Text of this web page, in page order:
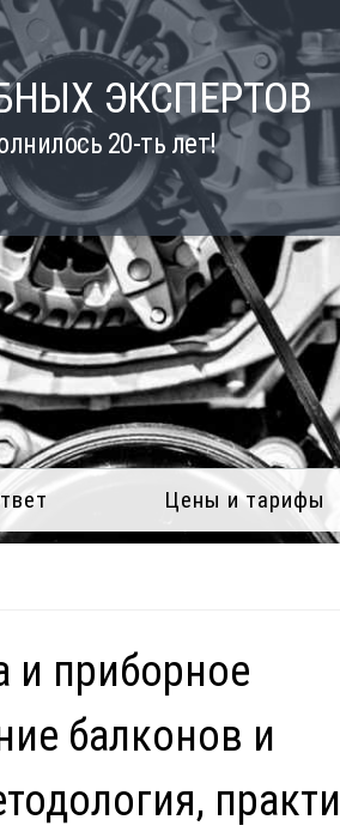
ЭКСПЕРТОВ
20-ть лет!
Цены и тарифы
и приборное
балконов и